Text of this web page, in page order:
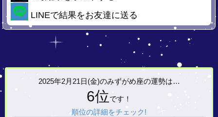
LINEで結果をお友達に送る
2025年2月21日(金)のみずがめ座の運勢は…
6位です！
順位の詳細をチェック!